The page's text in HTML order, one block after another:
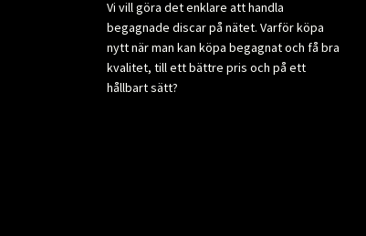
Vi vill göra det enklare att handla
begagnade discar på nätet. Varför köpa
nytt när man kan köpa begagnat och få bra
kvalitet, till ett bättre pris och på ett
hållbart sätt?